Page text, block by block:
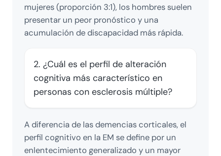
mujeres (proporción 3:1), los hombres suelen
presentar un peor pronóstico y una
acumulación de discapacidad más rápida.
2. ¿Cuál es el perfil de alteración
cognitiva más característico en
personas con esclerosis múltiple?
A diferencia de las demencias corticales, el
perfil cognitivo en la EM se define por un
enlentecimiento generalizado y un mayor